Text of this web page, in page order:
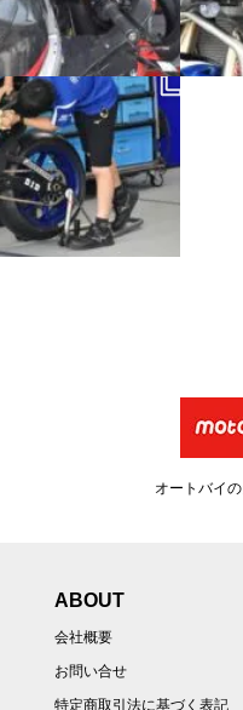
オートバイ
ABOUT
会社概要
お問い合せ
特定商取引法に基づく表記